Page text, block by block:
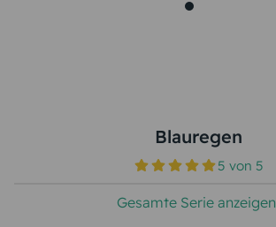
Blauregen
5 von 5
Gesamte Serie anzeigen